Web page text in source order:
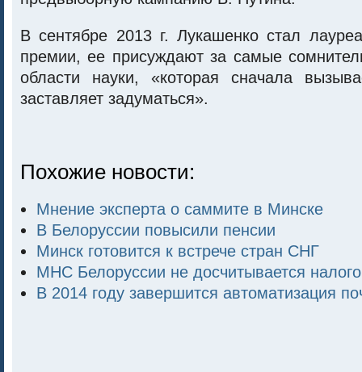
В сентябре 2013 г. Лукашенко стал
премии, ее присуждают за самые
области науки, «которая сначала
заставляет задуматься».
Похожие новости:
Мнение эксперта о саммите в Минске
В Белоруссии повысили пенсии
Минск готовится к встрече стран СНГ
МНС Белоруссии не досчитывается
В 2014 году завершится автоматизация